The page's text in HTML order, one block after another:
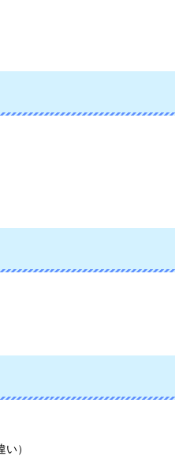
）